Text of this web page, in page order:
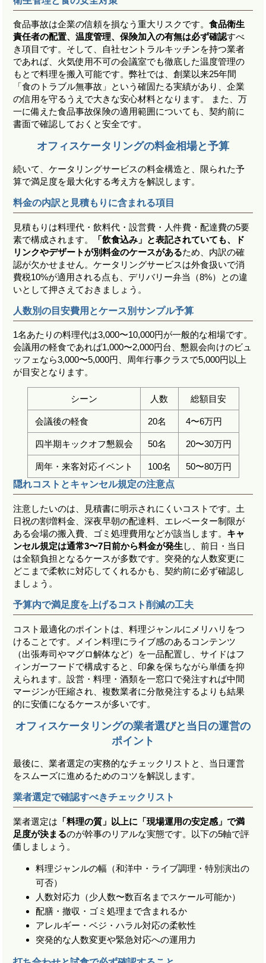
食品事故は企業の信頼を損なう重大リスクです。食品衛生
責任者の配置、温度管理、保険加入の有無は必ず確認すべ
き項目です。そして、自社セントラルキッチンを持つ業者
であれば、火気使用不可の会議室でも徹底した温度管理の
もとで料理を搬入可能です。弊社では、創業以来25年間
「食のトラブル無事故」という確固たる実績があり、企業
の信用を守るうえで大きな安心材料となります。 また、万
一に備えた食品事故保険の適用範囲についても、契約前に
書面で確認しておくと安全です。
オフィスケータリングの料金相場と予算
続いて、ケータリングサービスの料金構造と、限られた予
算で満足度を最大化する考え方を解説します。
料金の内訳と見積もりに含まれる項目
見積もりは料理代・飲料代・設営費・人件費・配達費の5要
素で構成されます。
「飲食込み」と表記されていても、ド
リンクやデザートが別料金のケースがあるため、内訳の確
認が欠かせません。ケータリングサービスは外食扱いで消
費税10%が適用される点も、デリバリー弁当（8%）との違
いとして押さえておきましょう。
人数別の目安費用とケース別サンプル予算
1名あたりの料理代は3,000〜10,000円が一般的な相場です。
会議用の軽食であれば1,000〜2,000円台、懇親会向けのビュ
ッフェなら3,000〜5,000円、周年行事クラスで5,000円以上
が目安となります。
シーン 人数 総額目安
会議後の軽食 20名 4〜6万円
四半期キックオフ懇親会 50名 20〜30万円
周年・来客対応イベント 100名
50〜80万円
隠れコストとキャンセル規定の注意点
注意したいのは、見積書に明示されにくいコストです。土
日祝の割増料金、深夜早朝の配達料、エレベーター制限が
ある会場の搬入費、ゴミ処理費用などが該当します。 キャ
ンセル規定は通常3〜7日前から料金が発生 し、前日・当日
は全額負担となるケースが多数です。突発的な人数変更に
どこまで柔軟に対応してくれるかも、契約前に必ず確認し
ましょう。
予算内で満足度を上げるコスト削減の工夫
コスト最適化のポイントは、料理ジャンルにメリハリをつ
けることです。メイン料理にライブ感のあるコンテンツ
（出張寿司やマグロ解体など）を一品配置し、サイドはフ
ィンガーフードで構成すると、印象を保ちながら単価を抑
えられます。設営・料理・酒類を一窓口で発注すれば中間
マージンが圧縮され、複数業者に分散発注するよりも結果
的に安価になるケースが多いです。
オフィスケータリングの業者選びと当日の運営の
ポイント
最後に、業者選定の実務的なチェックリストと、当日運営
をスムーズに進めるためのコツを解説します。
業者選定で確認すべきチェックリスト
業者選定は 「料理の質」以上に「現場運用の安定感」で満
足度が決まるのが幹事のリアルな実態です。以下の5軸で評
価しましょう。
料理ジャンルの幅（和洋中・ライブ調理・特別演出の
可否）
人数対応力（少人数〜数百名までスケール可能か）
配膳・撤収・ゴミ処理まで含まれるか
アレルギー・ベジ・ハラル対応の柔軟性
突発的な人数変更や緊急対応への運用力